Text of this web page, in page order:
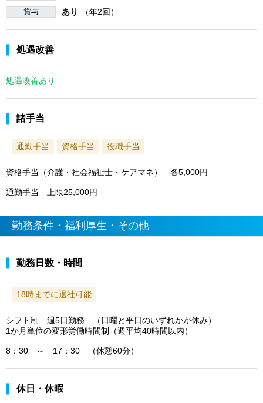
賞与 あり （年2回）
処遇改善
処遇改善あり
諸手当
通勤手当 資格手当 役職手当
資格手当（介護・社会福祉士・ケアマネ） 各5,000円
通勤手当 上限25,000円
勤務条件・福利厚生・その他
勤務日数・時間
18時までに退社可能
シフト制 週5日勤務 （日曜と平日のいずれかが休み）
1か月単位の変形労働時間制（週平均40時間以内）
8：30 ～ 17：30 （休憩60分）
休日・休暇